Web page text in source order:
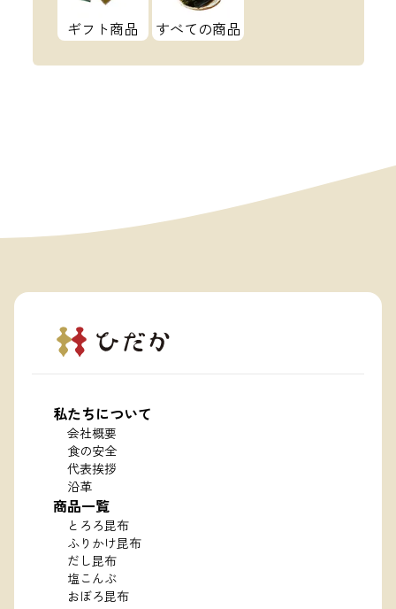
ギフト商品 すべての商品
私たちについて
会社概要
食の安全
代表挨拶
沿革
商品一覧
とろろ昆布
ふりかけ昆布
だし昆布
塩こんぶ
おぼろ昆布